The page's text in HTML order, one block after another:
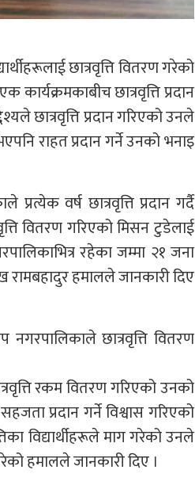
छात्रवृत्ति वितरण गरेको
कार्यक्रमकाबीच छात्रवृत्ति प्रदान
छात्रवृत्ति प्रदान गरिएको उनले
राहत प्रदान गर्ने उनको भनाइ
प्रत्येक वर्ष छात्रवृत्ति प्रदान गर्दै
वितरण गरिएको मिसन टुडेलाई
रहेका जम्मा २१ जना
रामबहादुर हमालले जानकारी दिए
छात्रवृत्ति वितरण
रकम वितरण गरिएको उनको
प्रदान गर्ने विश्वास गरिएको
विद्यार्थीहरूले माग गरेको उनले
हमालले जानकारी दिए ।